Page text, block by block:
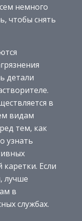
немного
чтобы снять
детали
в
видам
тем, как
узнать
каретки. Если
лучше
в
службах.